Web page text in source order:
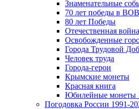
Знаменательные
70 лет победы в ВОВ
80 лет Победы
Отечественная
Освобожденные
Города Трудовой
Человек труда
Города-герои
Крымские монеты
Красная книга
Юбилейные монеты
Погодовка России 1991-